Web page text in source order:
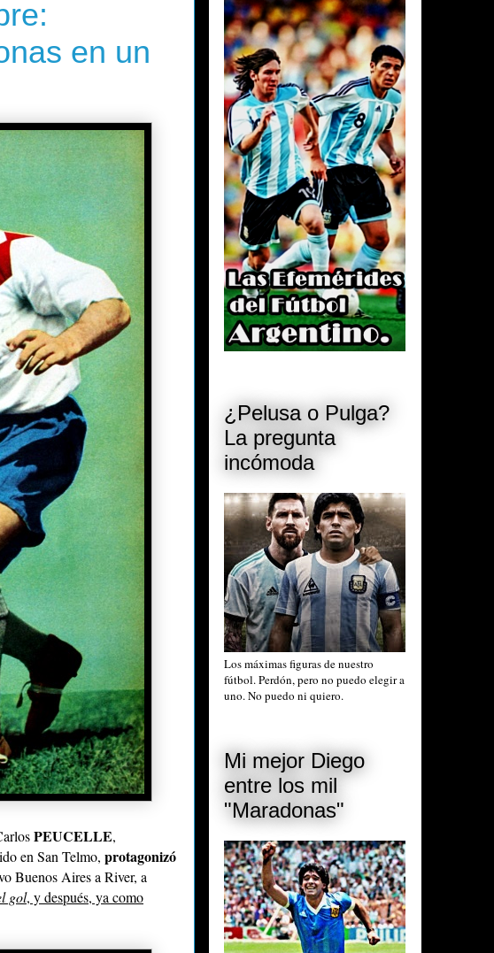
en un
PEUCELLE,
en San Telmo, protagonizó
Buenos Aires a River, a
gol, y después, ya como
¿Pelusa o Pulga?
La pregunta
incómoda
Los máximas figuras de nuestro
fútbol. Perdón, pero no puedo elegir a
uno. No puedo ni quiero.
Mi mejor Diego
entre los mil
"Maradonas"